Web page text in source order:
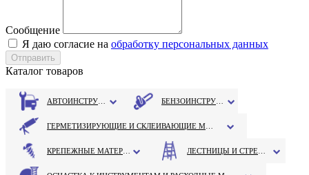
Сообщение
Я даю согласие на обработку персональных данных
Каталог товаров